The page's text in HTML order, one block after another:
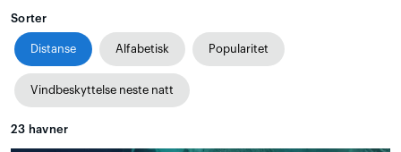
Sorter
Distanse Alfabetisk Popularitet
Vindbeskyttelse neste natt
23 havner